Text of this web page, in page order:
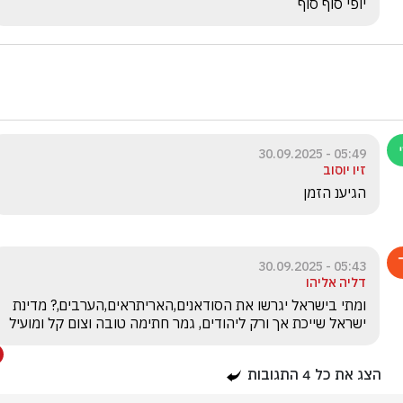
יופי סוף סוף
05:49 - 30.09.2025
זיו יוסוב
הגיענ הזמן
05:43 - 30.09.2025
דליה אליהו
ישראל שייכת אך ורק ליהודים, גמר חתימה טובה וצום קל ומועיל
הצג את כל 4 התגובות